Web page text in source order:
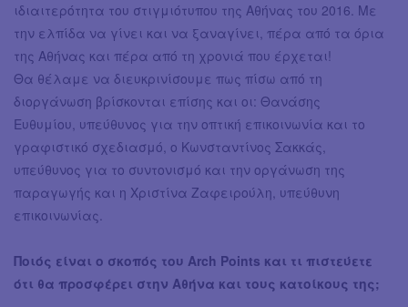
ιδιαιτερότητα του στιγμιότυπου της Αθήνας του 2016. Με
την ελπίδα να γίνει και να ξαναγίνει, πέρα από τα όρια
της Αθήνας και πέρα από τη χρονιά που έρχεται!
Θα θέλαμε να διευκρινίσουμε πως πίσω από τη
διοργάνωση βρίσκονται επίσης και οι: Θανάσης
Ευθυμίου, υπεύθυνος για την οπτική επικοινωνία και το
γραφιστικό σχεδιασμό, ο Κωνσταντίνος Σακκάς,
υπεύθυνος για το συντονισμό και την οργάνωση της
παραγωγής και η Χριστίνα Ζαφειρούλη, υπεύθυνη
επικοινωνίας.
Ποιός είναι ο σκοπός του Arch Points και τι πιστεύετε
ότι θα προσφέρει στην Αθήνα και τους κατοίκους της;